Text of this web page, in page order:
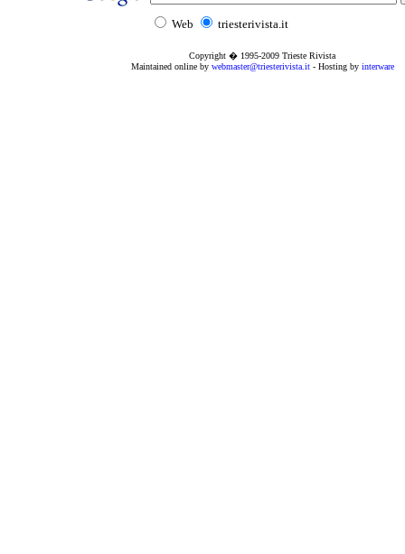
Web triesterivista.it
Copyright � 1995-2009 Trieste Rivista
Maintained online by webmaster@triesterivista.it- Hosting by interware